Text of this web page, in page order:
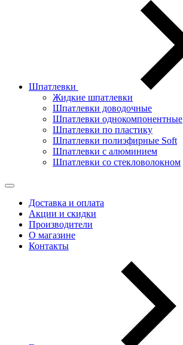
Шпатлевки
Жидкие шпатлевки
Шпатлевки доводочные
Шпатлевки однокомпонентные
Шпатлевки по пластику
Шпатлевки полиэфирные Soft
Шпатлевки с алюминием
Шпатлевки со стекловолокном
Доставка и оплата
Акции и скидки
Производители
О магазине
Контакты